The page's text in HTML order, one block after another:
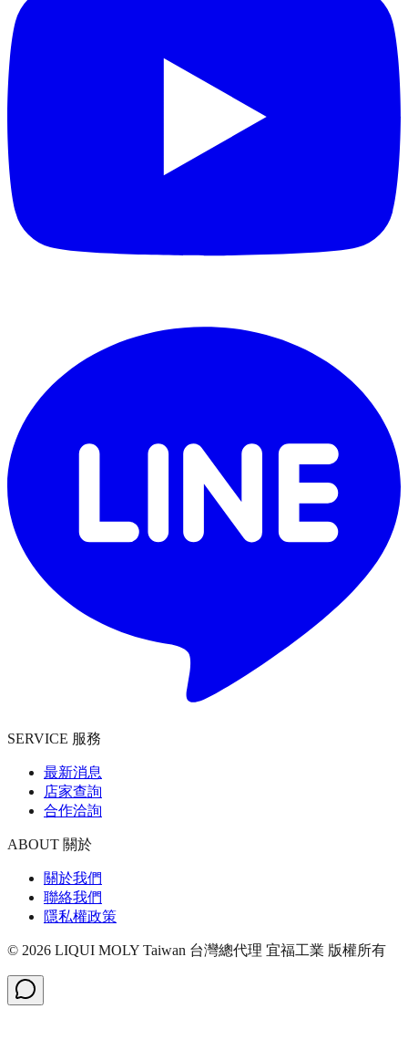
SERVICE 服務
最新消息
店家查詢
合作洽詢
ABOUT 關於
關於我們
聯絡我們
隱私權政策
© 2026 LIQUI MOLY Taiwan 台灣總代理 宜福工業 版權所有